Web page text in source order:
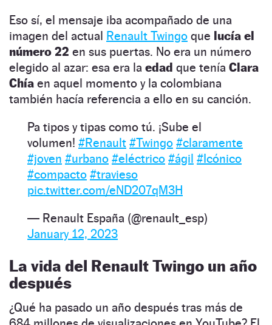
Eso sí, el mensaje iba acompañado de una
imagen del actual Renault Twingo que lucía el
número 22 en sus puertas. No era un número
elegido al azar: esa era la edad que tenía Clara
Chía en aquel momento y la colombiana
también hacía referencia a ello en su canción.
Pa tipos y tipas como tú. ¡Sube el
volumen! #Renault #Twingo #claramente
#joven #urbano #eléctrico #ágil #Icónico
#compacto #travieso
pic.twitter.com/eND207qM3H
— Renault España (@renault_esp)
January 12, 2023
La vida del Renault Twingo un año
después
¿Qué ha pasado un año después tras más de